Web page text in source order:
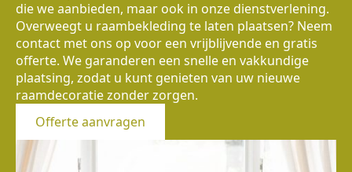
die we aanbieden, maar ook in onze dienstverlening.
Overweegt u raambekleding te laten plaatsen? Neem
contact met ons op voor een vrijblijvende en gratis
offerte. We garanderen een snelle en vakkundige
plaatsing, zodat u kunt genieten van uw nieuwe
raamdecoratie zonder zorgen.
Offerte aanvragen